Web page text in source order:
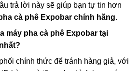
trả lời này sẽ giúp bạn tự tin hơn
cà phê Expobar chính hãng.
máy pha cà phê Expobar tại
chính thức để tránh hàng giả, với